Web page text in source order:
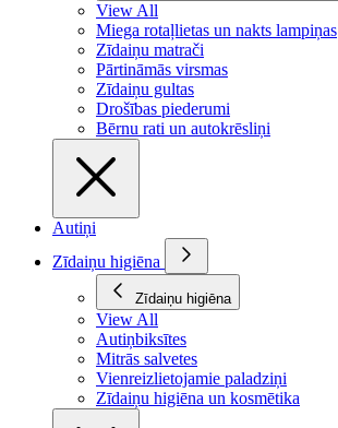
View All
Miega rotaļlietas un nakts lampiņas
Zīdaiņu matrači
Pārtināmās virsmas
Zīdaiņu gultas
Drošības piederumi
Bērnu rati un autokrēsliņi
Autiņi
Zīdaiņu higiēna
Zīdaiņu higiēna
View All
Autiņbiksītes
Mitrās salvetes
Vienreizlietojamie paladziņi
Zīdaiņu higiēna un kosmētika